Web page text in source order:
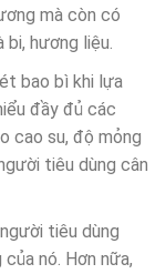
mà còn có
hương liệu.
bao bì khi lựa
đầy đủ các
cao su, độ mỏng
tiêu dùng cân
tiêu dùng
nó. Hơn nữa,